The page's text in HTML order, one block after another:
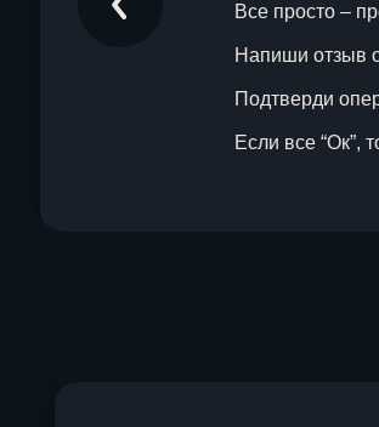
Все просто –
Напиши отзыв
Подтверди
Если все “Ок”,